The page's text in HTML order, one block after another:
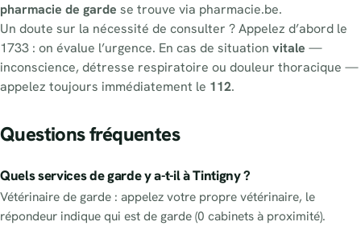
pharmacie de garde se trouve via pharmacie.be.
Un doute sur la nécessité de consulter ? Appelez d’abord le
1733 : on évalue l’urgence. En cas de situation vitale —
inconscience, détresse respiratoire ou douleur thoracique —
appelez toujours immédiatement le 112.
Questions fréquentes
Quels services de garde y a-t-il à Tintigny ?
Vétérinaire de garde : appelez votre propre vétérinaire, le
répondeur indique qui est de garde (0 cabinets à proximité).